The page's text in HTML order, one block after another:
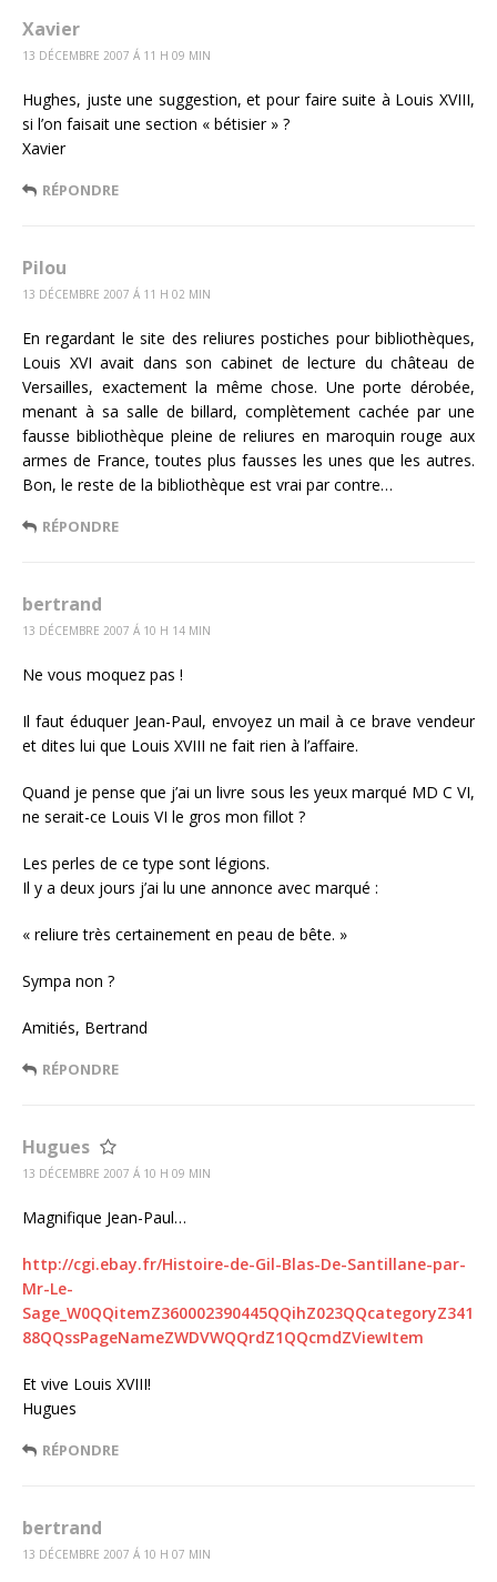
Xavier
13 DÉCEMBRE 2007 Á 11 H 09 MIN
Hughes, juste une suggestion, et pour faire suite à Louis XVIII,
si l’on faisait une section « bétisier » ?
Xavier
RÉPONDRE
Pilou
13 DÉCEMBRE 2007 Á 11 H 02 MIN
En regardant le site des reliures postiches pour bibliothèques,
Louis XVI avait dans son cabinet de lecture du château de
Versailles, exactement la même chose. Une porte dérobée,
menant à sa salle de billard, complètement cachée par une
fausse bibliothèque pleine de reliures en maroquin rouge aux
armes de France, toutes plus fausses les unes que les autres.
Bon, le reste de la bibliothèque est vrai par contre…
RÉPONDRE
bertrand
13 DÉCEMBRE 2007 Á 10 H 14 MIN
Ne vous moquez pas !
Il faut éduquer Jean-Paul, envoyez un mail à ce brave vendeur
et dites lui que Louis XVIII ne fait rien à l’affaire.
Quand je pense que j’ai un livre sous les yeux marqué MD C VI,
ne serait-ce Louis VI le gros mon fillot ?
Les perles de ce type sont légions.
Il y a deux jours j’ai lu une annonce avec marqué :
« reliure très certainement en peau de bête. »
Sympa non ?
Amitiés, Bertrand
RÉPONDRE
Hugues
13 DÉCEMBRE 2007 Á 10 H 09 MIN
Magnifique Jean-Paul…
http://cgi.ebay.fr/Histoire-de-Gil-Blas-De-Santillane-par-
Mr-Le-
Sage_W0QQitemZ360002390445QQihZ023QQcategoryZ341
88QQssPageNameZWDVWQQrdZ1QQcmdZViewItem
Et vive Louis XVIII!
Hugues
RÉPONDRE
bertrand
13 DÉCEMBRE 2007 Á 10 H 07 MIN